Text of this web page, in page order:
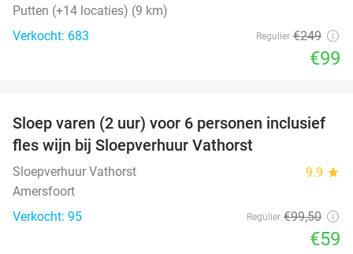
Putten (+14 locaties) (9 km)
Verkocht: 683
Regulier €249
€99
41%
Sloep varen (2 uur) voor 6 personen inclusief
fles wijn bij Sloepverhuur Vathorst
Sloepverhuur Vathorst 9.9 star
Amersfoort
Verkocht: 95
Regulier €99,50
€59